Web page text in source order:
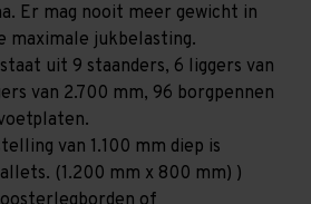
Er mag nooit meer gewicht in
maximale jukbelasting.
uit 9 staanders, 6 liggers van
van 2.700 mm, 96 borgpennen
van 1.100 mm diep is
(1.200 mm x 800 mm) )